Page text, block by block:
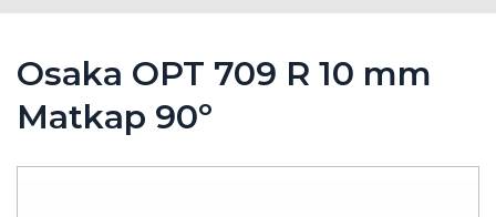
Osaka OPT 709 R 10 mm
Matkap 90º